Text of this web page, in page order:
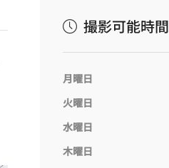
撮影可能時間
月曜日
火曜日
水曜日
木曜日